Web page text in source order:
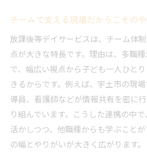
チームで支える現場だからこその
放課後等デイサービスは、チーム体
点が大きな特長です。理由は、多職
で、幅広い視点から子ども一人ひと
きるからです。例えば、宇土市の現
導員、看護師などが情報共有を密に
り組んでいます。こうした連携の中
活かしつつ、他職種からも学ぶこと
の幅とやりがいが大きく広がります。